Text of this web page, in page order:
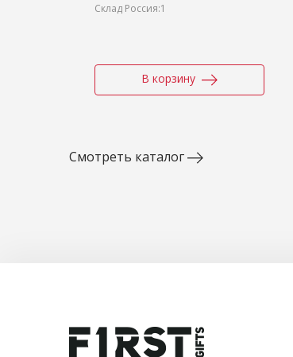
Склад Россия:1
В корзину
Смотреть каталог